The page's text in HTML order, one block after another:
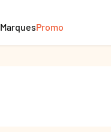
MarquesPromo